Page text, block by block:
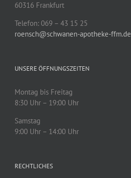
60316 Frankfurt
Telefon: 069 – 43 15 25
roensch@schwanen-apotheke-ffm.de
UNSERE ÖFFNUNGSZEITEN
Montag bis Freitag
8:30 Uhr – 19:00 Uhr
Samstag
9:00 Uhr – 14:00 Uhr
RECHTLICHES